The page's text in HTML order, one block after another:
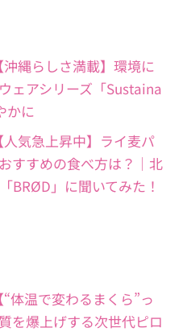
縄らしさ満載】環境に
ェアシリーズ「Sustaina
かに
気急上昇中】ライ麦パ
すすめの食べ方は？｜北
BRØD」に聞いてみた！
体温で変わるまくら”っ
を爆上げする次世代ピロ